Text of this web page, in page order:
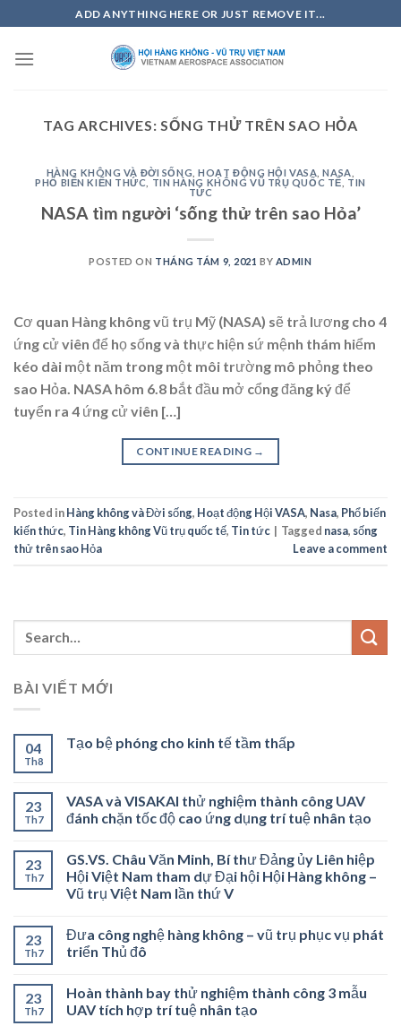
to
content
ADD ANYTHING HERE OR JUST REMOVE IT...
TAG ARCHIVES:SỐNG THỬ TRÊN SAO HỎA
HÀNG KHÔNG VÀ ĐỜI SỐNG ,HOẠT ĐỘNG HỘI VASA ,NASA
PHỔ BIẾN KIẾN THỨC
TIN HÀNG KHÔNG VŨ TRỤ QUỐC TẾ
TIN
TỨC
NASA tìm người ‘sống thử trên sao Hỏa’
POSTED ON THÁNG TÁM 9, 2021 BY ADMIN
Cơ quan Hàng không vũ trụ Mỹ (NASA) sẽ trả lương cho 4
ứng cử viên để họ sống và thực hiện sứ mệnh thám hiểm
kéo dài một năm trong một môi trường mô phỏng theo
sao Hỏa. NASA hôm 6.8 bắt đầu mở cổng đăng ký để
tuyển ra 4 ứng cử viên […]
CONTINUE READING →
Posted inHàng không và Đời sống, Hoạt động Hội VASA, Nasa, Phổ biến
kiến thức, Tin Hàng không Vũ trụ quốc tế, Tin tức | Tagged nasa, sống
thử trên sao Hỏa
Leave a comment
BÀI VIẾT MỚI
04
Th8
Tạo bệ phóng cho kinh tế tầm thấp
23
Th7
VASA và VISAKAI thử nghiệm thành công UAV
đánh chặn tốc độ cao ứng dụng trí tuệ nhân tạo
23
Th7
GS.VS. Châu Văn Minh, Bí thư Đảng ủy Liên hiệp
Hội Việt Nam tham dự Đại hội Hội Hàng không –
Vũ trụ Việt Nam lần thứ V
23
Th7
Đưa công nghệ hàng không – vũ trụ phục vụ phát
triển Thủ đô
23
Th7
Hoàn thành bay thử nghiệm thành công 3 mẫu
UAV tích hợp trí tuệ nhân tạo